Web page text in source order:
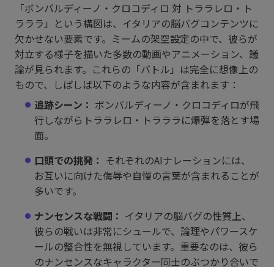
「ボンバルディーノ・クロコディロ 対 トララレロ・ト
ラララ」という構図は、イタリアの脳バグコンテンツに
欠かせない要素です。ミームの架空設定の中で、彼らが
対立する様子を描いた多数の動画やアニメーション、議
論が見られます。これらの「バトル」は完全に想像上の
もので、しばしば以下のような内容が含まれます：
追跡シーン： ボンバルディーノ・クロコディロが飛
行しながらトララレロ・トラララに爆弾を落とす場
面。
口頭での挑発： それぞれのAIナレーションには、
お互いに向けた侮辱や自慢の言葉が含まれることが
多いです。
ナンセンスな戦闘： イタリアの脳バグの性質上、
彼らの戦いは非常にシュールで、論理やパワースケ
ールの整合性を無視しています。重要なのは、彼ら
のナンセンスなキャラクター同士のぶつかり合いで